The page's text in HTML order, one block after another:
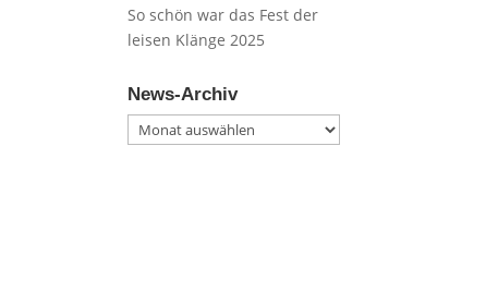
So schön war das Fest der
leisen Klänge 2025
News-Archiv
News-
Archiv